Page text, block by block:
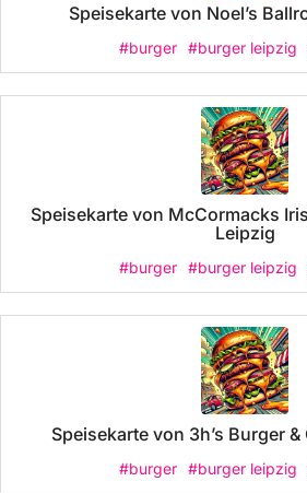
Speisekarte von Noel’s
#burger #burger leipzig
Speisekarte von McCormacks
Leipzig
#burger #burger leipzig
Speisekarte von 3h’s Burger
#burger #burger leipzig